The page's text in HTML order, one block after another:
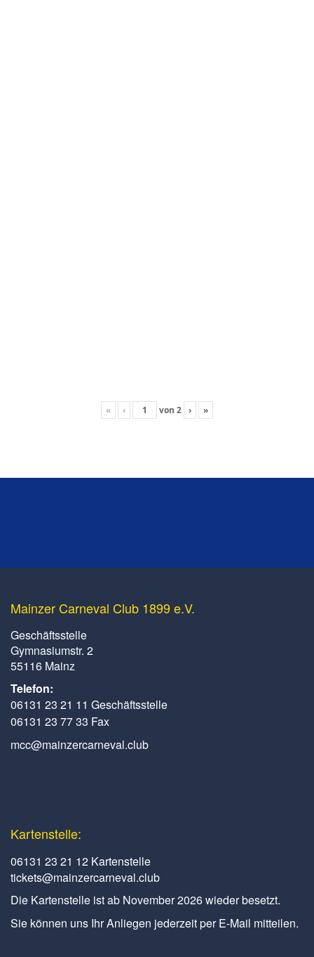
« ‹ von 2 › »
Mainzer Carneval Club 1899 e.V.
Geschäftsstelle
Gymnasiumstr. 2
55116 Mainz
Telefon:
06131 23 21 11 Geschäftsstelle
06131 23 77 33 Fax
mcc@mainzercarneval.club
Kartenstelle:
06131 23 21 12 Kartenstelle
tickets@mainzercarneval.club
Die Kartenstelle ist ab November 2026 wieder besetzt.
Sie können uns Ihr Anliegen jederzeit per E-Mail mitteilen.